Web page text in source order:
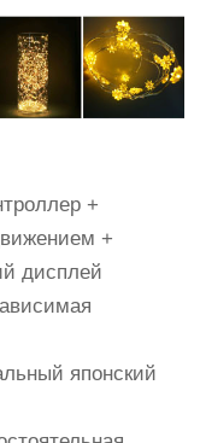
+
+
дисплей
японский